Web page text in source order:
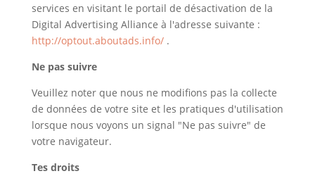
services en visitant le portail de désactivation de la
Digital Advertising Alliance à l'adresse suivante :
http://optout.aboutads.info/.
Ne pas suivre
Veuillez noter que nous ne modifions pas la collecte
de données de votre site et les pratiques d'utilisation
lorsque nous voyons un signal "Ne pas suivre" de
votre navigateur.
Tes droits